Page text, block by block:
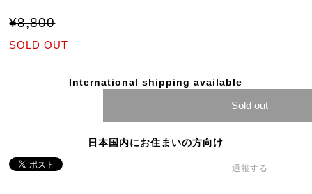
¥8,800
SOLD OUT
International shipping available
Sold out
日本国内にお住まいの方向け
通報する